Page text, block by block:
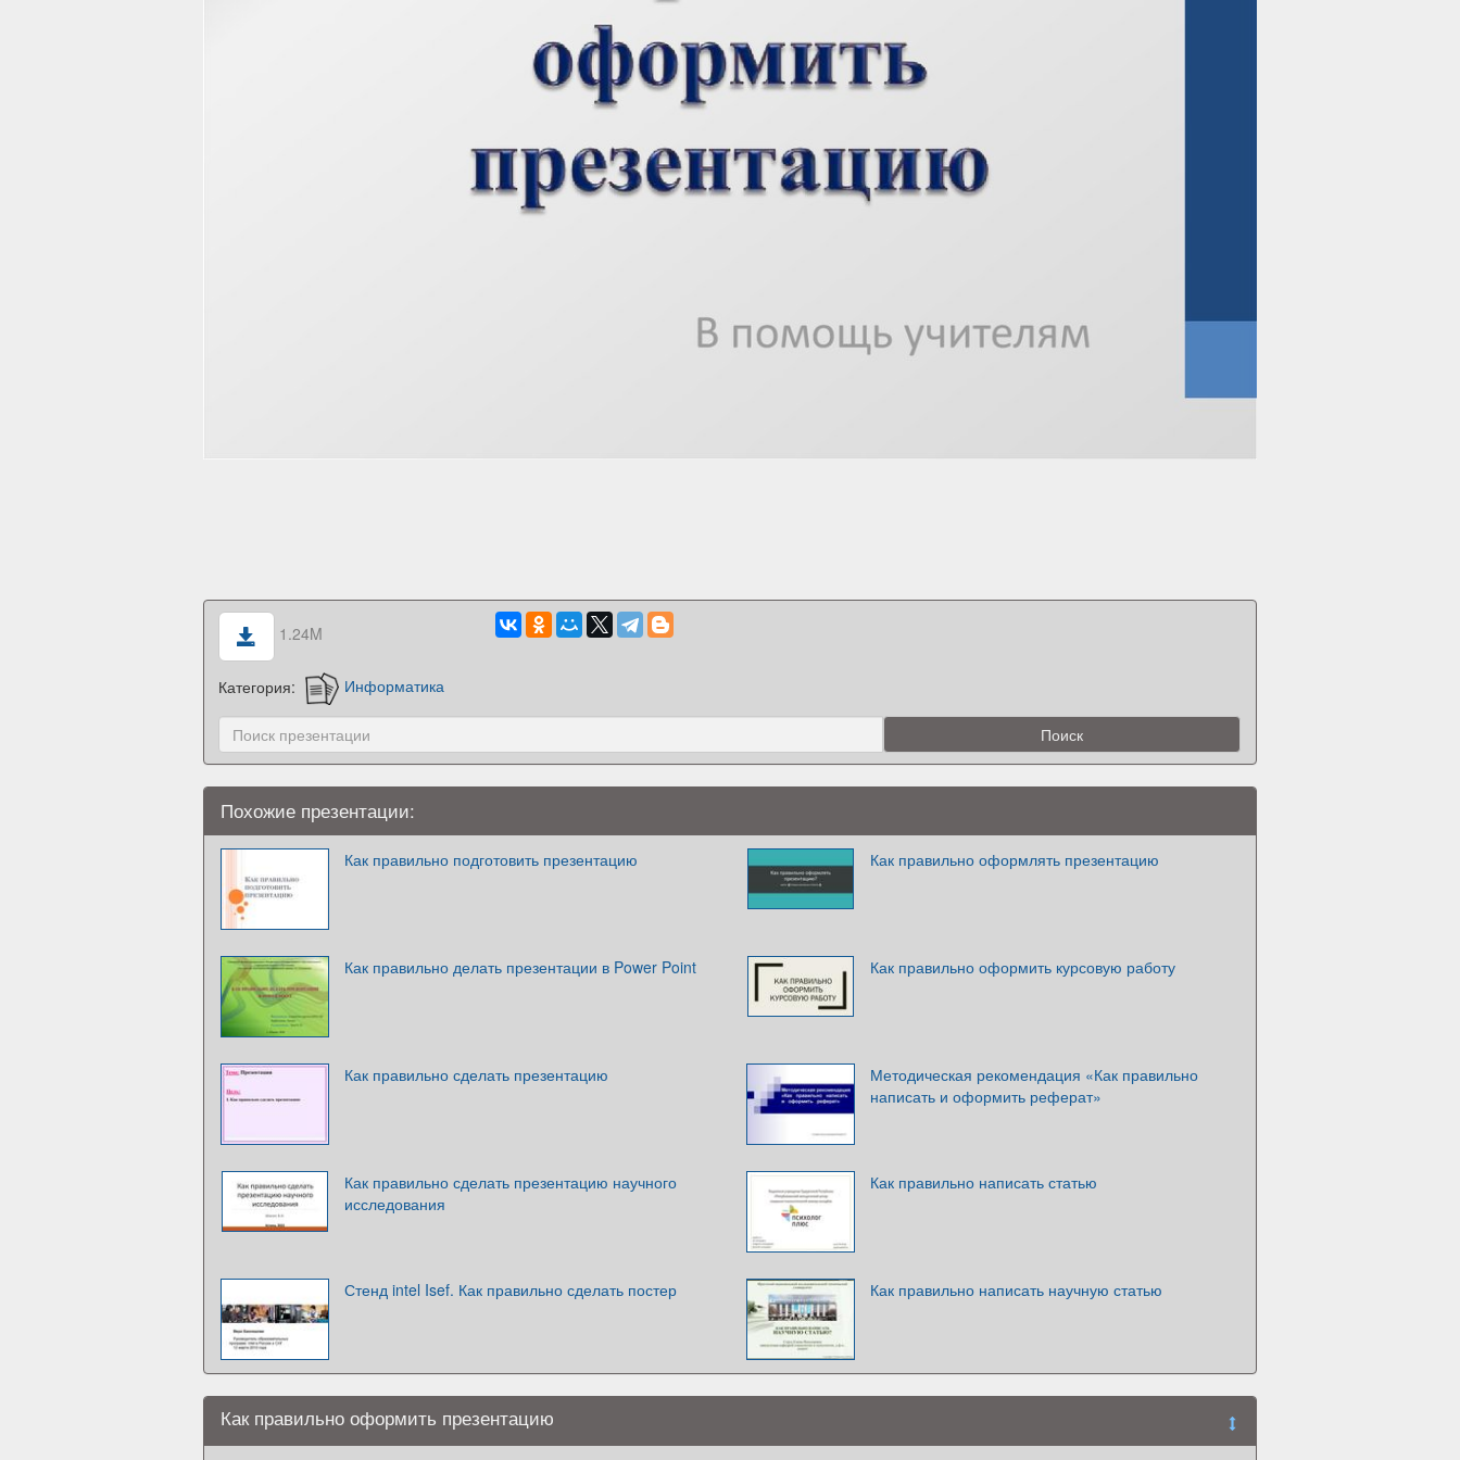
1.24M
Категория: Информатика
Похожие презентации:
Как правильно подготовить презентацию Как правильно оформлять презентацию
Как правильно делать презентации в Power Point Как правильно оформить курсовую работу
Как правильно сделать презентацию
Методическая рекомендация «Как правильно
написать и оформить реферат»
Как правильно сделать презентацию научного
исследования
Как правильно написать статью
Стенд intel Isef. Как правильно сделать постер Как правильно написать научную статью
Как правильно оформить презентацию